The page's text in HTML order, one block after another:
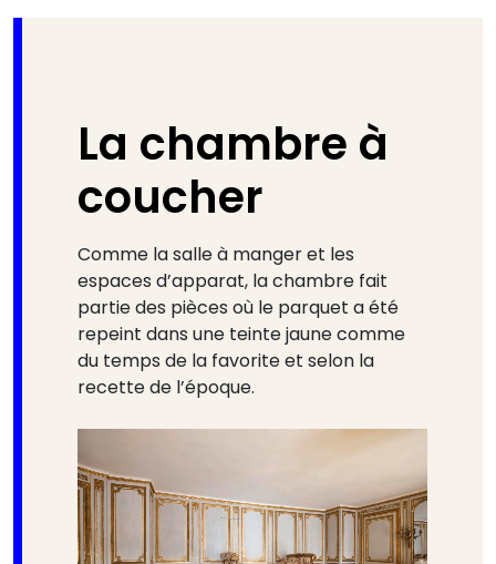
La chambre à
coucher
Comme la salle à manger et les
espaces d’apparat, la chambre fait
partie des pièces où le parquet a été
repeint dans une teinte jaune comme
du temps de la favorite et selon la
recette de l’époque.